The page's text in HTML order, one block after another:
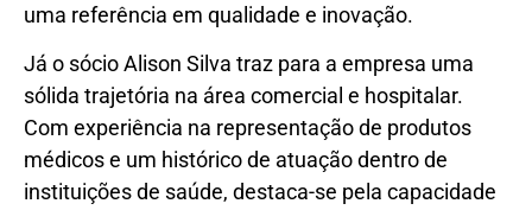
uma referência em qualidade e inovação.
Já o sócio Alison Silva traz para a empresa uma
sólida trajetória na área comercial e hospitalar.
Com experiência na representação de produtos
médicos e um histórico de atuação dentro de
instituições de saúde, destaca-se pela capacidade